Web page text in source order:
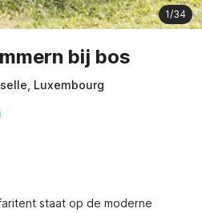
1/34
bij bos
Luxembourg
staat op de moderne